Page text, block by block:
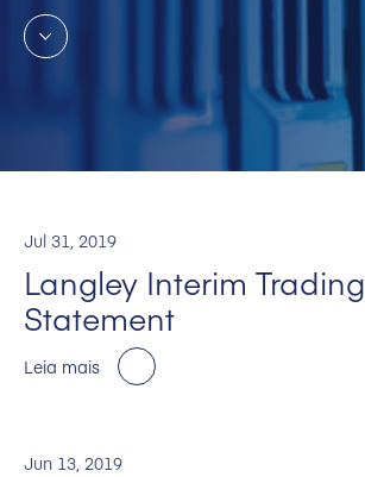
Jul 31, 2019
Langley Interim Trading
Statement
Leia mais
Jun 13, 2019